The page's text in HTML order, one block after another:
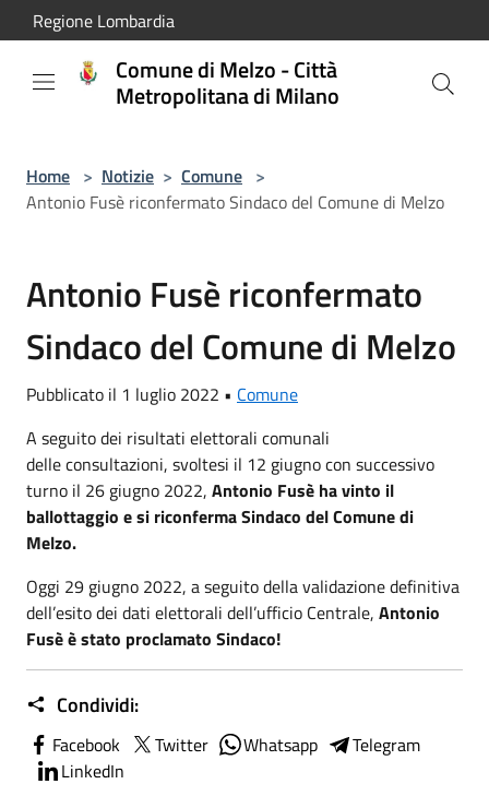
Salta al contenuto principale
Regione Lombardia
Comune di Melzo - Città
Metropolitana di Milano
Home > Notizie > Comune >
Antonio Fusè riconfermato Sindaco del Comune di Melzo
Antonio Fusè riconfermato
Sindaco del Comune di Melzo
Pubblicato il 1 luglio 2022 • Comune
A seguito dei risultati elettorali comunali
delle consultazioni, svoltesi il 12 giugno con successivo
turno il 26 giugno 2022, Antonio Fusè ha vinto il
ballottaggio e si riconferma Sindaco del Comune di
Melzo.
Oggi 29 giugno 2022, a seguito della validazione definitiva
dell’esito dei dati elettorali dell’ufficio Centrale, Antonio
Fusè è stato proclamato Sindaco!
Condividi:
Facebook Twitter Whatsapp
Telegram
LinkedIn